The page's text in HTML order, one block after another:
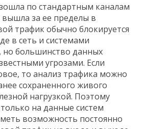
по стандартным каналам
за ее пределы в
трафик обычно блокируется
в сеть и системами
но большинство данных
угрозами. Если
то анализ трафика можно
сохраненного живого
нагрузкой. Поэтому
на данные систем
возможность постоянно